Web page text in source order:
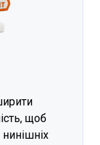
щоб